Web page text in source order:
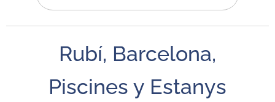
Rubí, Barcelona,
Piscines y Estanys